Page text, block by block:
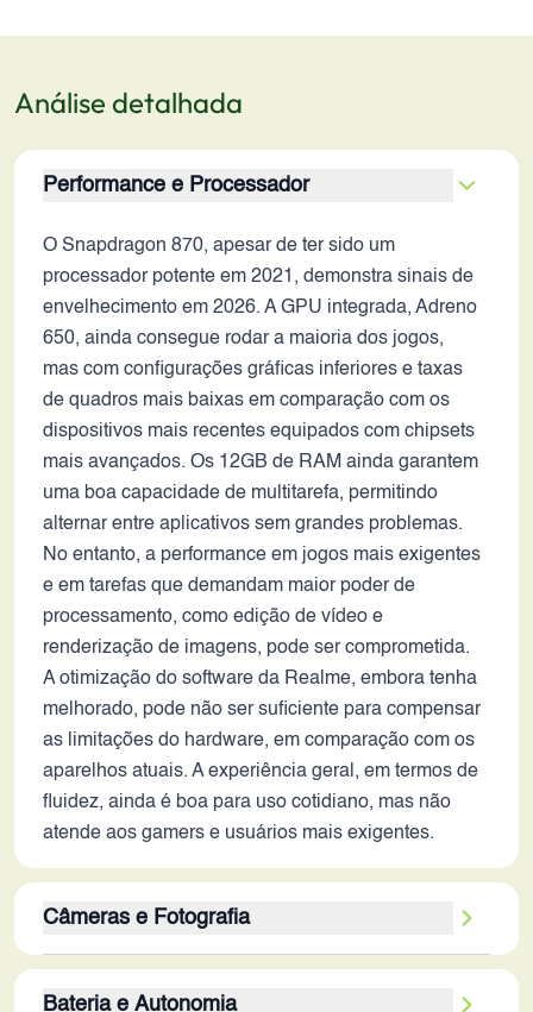
Análise detalhada
Performance e Processador
O Snapdragon 870, apesar de ter sido um
processador potente em 2021, demonstra sinais de
envelhecimento em 2026. A GPU integrada, Adreno
650, ainda consegue rodar a maioria dos jogos,
mas com configurações gráficas inferiores e taxas
de quadros mais baixas em comparação com os
dispositivos mais recentes equipados com chipsets
mais avançados. Os 12GB de RAM ainda garantem
uma boa capacidade de multitarefa, permitindo
alternar entre aplicativos sem grandes problemas.
No entanto, a performance em jogos mais exigentes
e em tarefas que demandam maior poder de
processamento, como edição de vídeo e
renderização de imagens, pode ser comprometida.
A otimização do software da Realme, embora tenha
melhorado, pode não ser suficiente para compensar
as limitações do hardware, em comparação com os
aparelhos atuais. A experiência geral, em termos de
fluidez, ainda é boa para uso cotidiano, mas não
atende aos gamers e usuários mais exigentes.
Câmeras e Fotografia
Bateria e Autonomia